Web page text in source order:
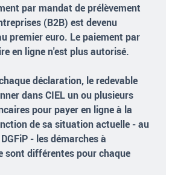
par mandat de prélèvement
(B2B) est devenu
premier euro. Le paiement par
en ligne n'est plus autorisé.
déclaration, le redevable
dans CIEL un ou plusieurs
pour payer en ligne à la
de sa situation actuelle - au
- les démarches à
sont différentes pour chaque